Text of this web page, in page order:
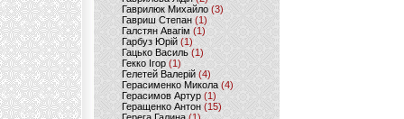
Гаврилюк Михайло (3)
Гавриш Степан (1)
Галстян Авагім (1)
Гарбуз Юрій (1)
Гацько Василь (1)
Гекко Ігор(1)
Гелетей Валерій (4)
Герасименко Микола (4)
Герасимов Артур (1)
Геращенко Антон(15)